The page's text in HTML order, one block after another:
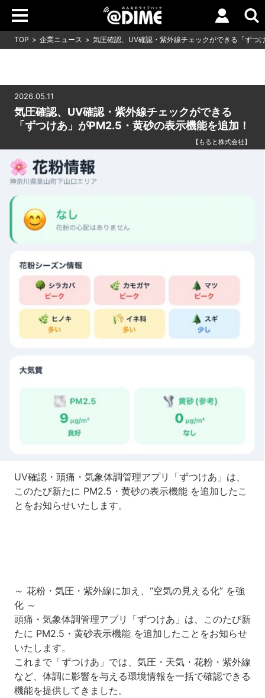
TOP 企業ニュース 気圧確認、UV確認・紫外線チェックができる「ずつ
2026.05.11
気圧確認、UV確認・紫外線チェックができる
「ずつけあ」がPM2.5・黄砂の表示機能を追加！
【もると株式会社】
UV確認・頭痛・気象体調管理アプリ「ずつけあ」は、
このたび新たに PM2.5・黄砂の表示機能 を追加したこ
とをお知らせいたします。
～ 花粉・気圧・紫外線に加え、“空気の見える化” を強
化 ～
頭痛・気象体調管理アプリ「ずつけあ」は、このたび新
たに PM2.5・黄砂表示機能 を追加したことをお知らせ
いたします。
これまで「ずつけあ」では、気圧・天気・花粉・紫外線
など、体調に影響を与える環境情報を一括で確認できる
機能を提供してきました。